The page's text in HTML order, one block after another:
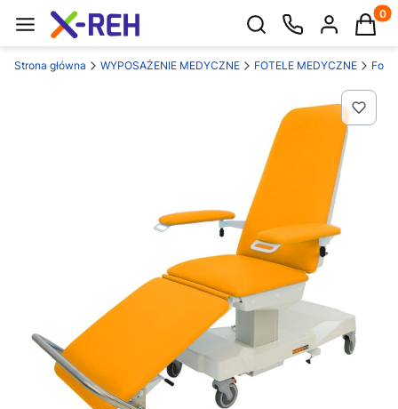
Otwórz wyszukiwarkę
Strona główna WYPOSAŻENIE MEDYCZNE FOTELE MEDYCZNE